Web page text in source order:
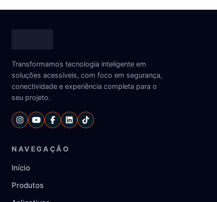
Transformamos tecnologia inteligente em
soluções acessíveis, com foco em segurança,
conectividade e experiência completa para o
seu projeto.
NAVEGAÇÃO
Início
Produtos